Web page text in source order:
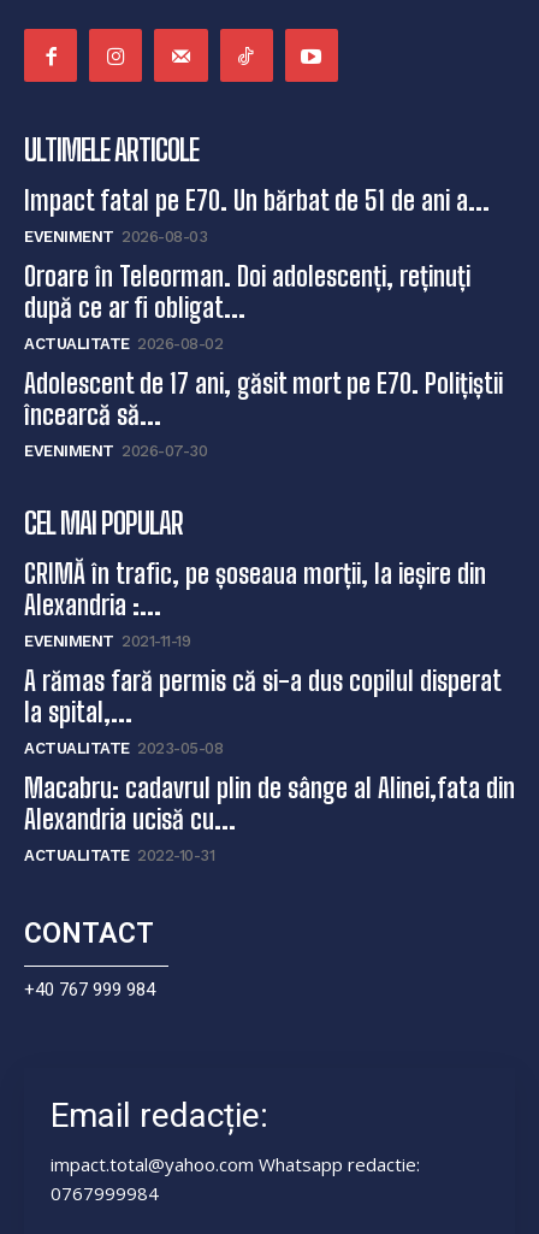
ULTIMELE ARTICOLE
Impact fatal pe E70. Un bărbat de 51 de ani a...
EVENIMENT 2026-08-03
Oroare în Teleorman. Doi adolescenți, reținuți
după ce ar fi obligat...
ACTUALITATE 2026-08-02
Adolescent de 17 ani, găsit mort pe E70. Polițiștii
încearcă să...
EVENIMENT 2026-07-30
CEL MAI POPULAR
CRIMĂ în trafic, pe șoseaua morții, la ieșire din
Alexandria :...
EVENIMENT 2021-11-19
A rămas fară permis că si-a dus copilul disperat
la spital,...
ACTUALITATE 2023-05-08
Macabru: cadavrul plin de sânge al Alinei,fata din
Alexandria ucisă cu...
ACTUALITATE 2022-10-31
CONTACT
+40 767 999 984
Email redacție:
impact.total@yahoo.com Whatsapp redactie:
0767999984